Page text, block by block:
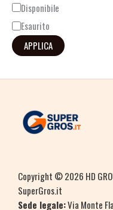
t
à
Disponibile
Esaurito
APPLICA
Copyright © 2026 HD
SuperGros.it
Sede legale:Via Monte